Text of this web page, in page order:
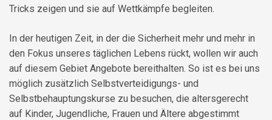
Tricks zeigen und sie auf Wettkämpfe begleiten.
In der heutigen Zeit, in der die Sicherheit mehr und mehr in
den Fokus unseres täglichen Lebens rückt, wollen wir auch
auf diesem Gebiet Angebote bereithalten. So ist es bei uns
möglich zusätzlich Selbstverteidigungs- und
Selbstbehauptungskurse zu besuchen, die altersgerecht
auf Kinder, Jugendliche, Frauen und Ältere abgestimmt